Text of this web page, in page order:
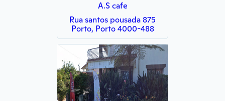
A.S cafe
Rua santos pousada 875
Porto, Porto 4000-488